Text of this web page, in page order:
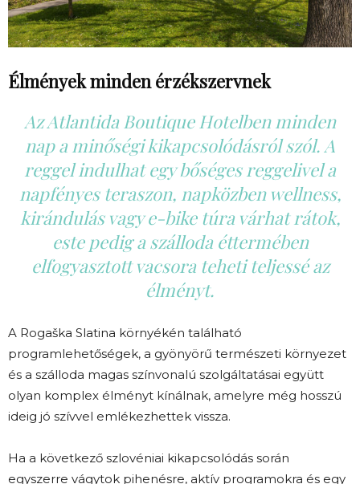
Élmények minden érzékszervnek
Az Atlantida Boutique Hotelben minden
nap a minőségi kikapcsolódásról szól. A
reggel indulhat egy bőséges reggelivel a
napfényes teraszon, napközben wellness,
kirándulás vagy e-bike túra várhat rátok,
este pedig a szálloda éttermében
elfogyasztott vacsora teheti teljessé az
élményt.
A Rogaška Slatina környékén található
programlehetőségek, a gyönyörű természeti környezet
és a szálloda magas színvonalú szolgáltatásai együtt
olyan komplex élményt kínálnak, amelyre még hosszú
ideig jó szívvel emlékezhettek vissza.
Ha a következő szlovéniai kikapcsolódás során
egyszerre vágytok pihenésre, aktív programokra és egy